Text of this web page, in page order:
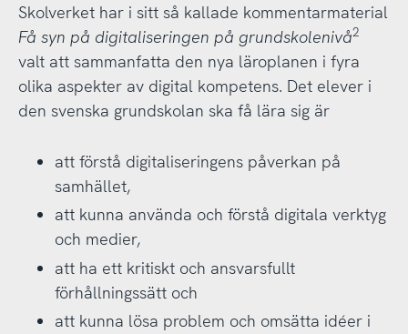
Skolverket har i sitt så kallade kommentarmaterial
Få syn på digitaliseringen på grundskolenivå2
valt att sammanfatta den nya läroplanen i fyra
olika aspekter av digital kompetens. Det elever i
den svenska grundskolan ska få lära sig är
att förstå digitaliseringens påverkan på
samhället,
att kunna använda och förstå digitala verktyg
och medier,
att ha ett kritiskt och ansvarsfullt
förhållningssätt och
att kunna lösa problem och omsätta idéer i